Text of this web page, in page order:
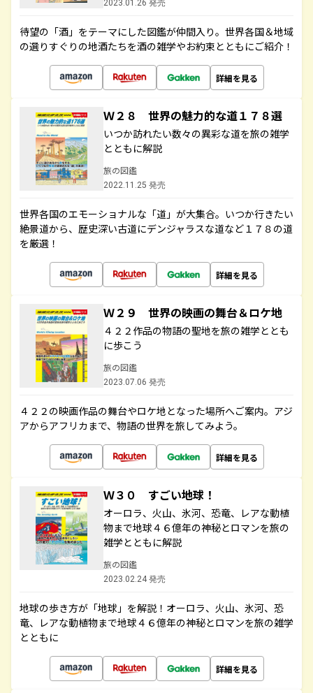
2023.01.26 発売
待望の「酒」をテーマにした図鑑が仲間入り。世界各国＆地域
の選りすぐりの地酒たちを酒の雑学やお約束とともにご紹介！
詳細を見る
Ｗ２８ 世界の魅力的な道１７８選
いつか訪れたい数々の異彩な道を旅の雑学
とともに解説
旅の図鑑
2022.11.25 発売
世界各国のエモーショナルな「道」が大集合。いつか行きたい
絶景道から、歴史深い古道にデンジャラスな道など１７８の道
を厳選！
詳細を見る
Ｗ２９ 世界の映画の舞台＆ロケ地
４２２作品の物語の聖地を旅の雑学ととも
に歩こう
旅の図鑑
2023.07.06 発売
４２２の映画作品の舞台やロケ地となった場所へご案内。アジ
アからアフリカまで、物語の世界を旅してみよう。
詳細を見る
Ｗ３０ すごい地球！
オーロラ、火山、氷河、恐竜、レアな動植
物まで地球４６億年の神秘とロマンを旅の
雑学とともに解説
旅の図鑑
2023.02.24 発売
地球の歩き方が「地球」を解説！オーロラ、火山、氷河、恐
竜、レアな動植物まで地球４６億年の神秘とロマンを旅の雑学
とともに
詳細を見る